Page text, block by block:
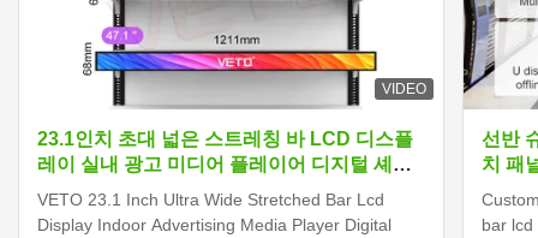
VIDEO
23.1인치 초대 넓은 스트레칭 바 LCD 디스플
레이 실내 광고 미디어 플레이어 디지털 셰프
엣지 화면
VETO 23.1 Inch Ultra Wide Stretched Bar Lcd
Display Indoor Advertising Media Player Digital
선반
치 패
bar lcd